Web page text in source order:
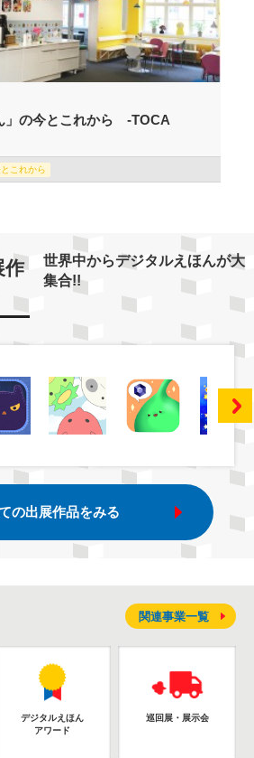
」の今とこれから -TOCA
これから
作
世界中からデジタルえほんが大
集合!!
の出展作品をみる
デジタルえほん
アワード
巡回展・展示会
関連事業一覧